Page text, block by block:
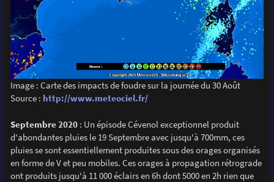
Image : Carte des impacts de foudre sur la journée du 30 Août
Source : http://www.meteociel.fr/
Septembre 2020: Un épisode Cévenol exceptionnel produit
d'abondantes pluies le 19 Septembre avec jusqu'à 700mm, ces
pluies se sont essentiellement produites sous des orages organisés
en forme de V et peu mobiles. Ces orages à propagation rétrograde
ont produits jusqu'à 11 000 éclairs en 6h dont 5000 en 2h rien que